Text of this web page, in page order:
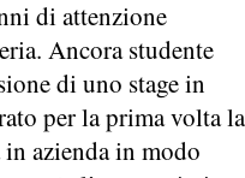
di attenzione
Ancora studente
di uno stage in
per la prima volta la
azienda in modo